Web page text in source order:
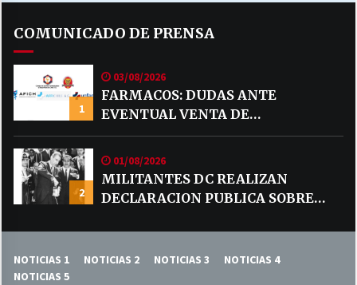
COMUNICADO DE PRENSA
1
03/08/2026
FARMACOS: DUDAS ANTE
EVENTUAL VENTA DE
MEDICAMENTOS POR MERCADO
LIBRE
2
01/08/2026
MILITANTES DC REALIZAN
DECLARACION PUBLICA SOBRE
NOTICIAS 1 NOTICIAS 2 NOTICIAS 3
NOTICIAS 4
NOTICIAS 5